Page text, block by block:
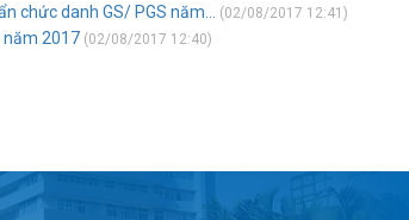
chức danh GS/ PGS năm... (02/08/2017 12:41)
năm 2017 (02/08/2017 12:40)